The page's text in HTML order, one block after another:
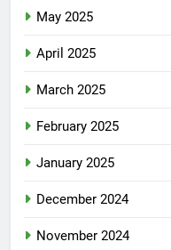
May 2025
April 2025
March 2025
February 2025
January 2025
December 2024
November 2024